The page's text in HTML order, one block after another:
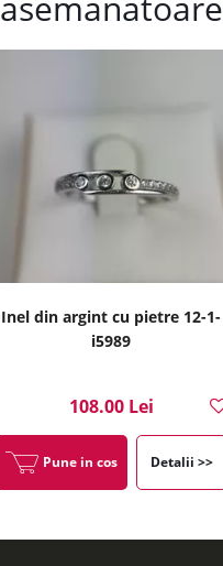
Inel din argint cu pietre 12-1-
i5989
108.00 Lei
Pune in cos Detalii >>